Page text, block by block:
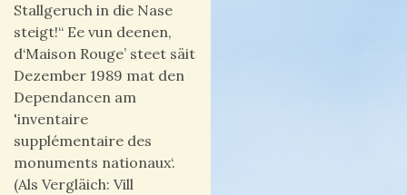
Stallgeruch in die Nase
steigt!“ Ee vun deenen,
d‘Maison Rouge’ steet säit
Dezember 1989 mat den
Dependancen am
'inventaire
supplémentaire des
monuments nationaux‘.
(Als Vergläich: Vill